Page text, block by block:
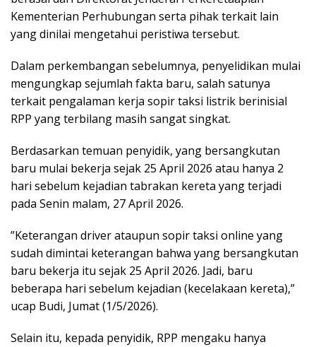
Kementerian Perhubungan serta pihak terkait lain
yang dinilai mengetahui peristiwa tersebut.
Dalam perkembangan sebelumnya, penyelidikan mulai
mengungkap sejumlah fakta baru, salah satunya
terkait pengalaman kerja sopir taksi listrik berinisial
RPP yang terbilang masih sangat singkat.
Berdasarkan temuan penyidik, yang bersangkutan
baru mulai bekerja sejak 25 April 2026 atau hanya 2
hari sebelum kejadian tabrakan kereta yang terjadi
pada Senin malam, 27 April 2026.
”Keterangan driver ataupun sopir taksi online yang
sudah dimintai keterangan bahwa yang bersangkutan
baru bekerja itu sejak 25 April 2026. Jadi, baru
beberapa hari sebelum kejadian (kecelakaan kereta),”
ucap Budi, Jumat (1/5/2026).
Selain itu, kepada penyidik, RPP mengaku hanya